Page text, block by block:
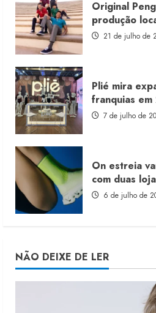
Original
produção
21 de julho de
Plié mira
franquias
7 de julho de
On estreia
com duas
6 de julho de
NÃO DEIXE DE LER